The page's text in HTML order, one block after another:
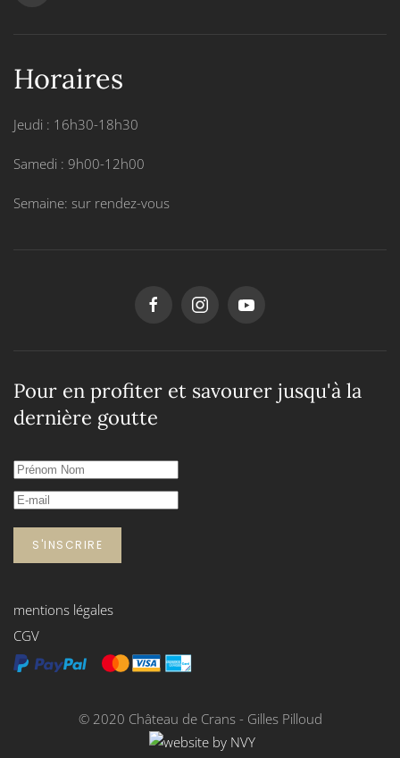
Horaires
Jeudi : 16h30-18h30
Samedi : 9h00-12h00
Semaine: sur rendez-vous
Pour en profiter et savourer jusqu'à la
dernière goutte
S'INSCRIRE
mentions légales
CGV
© 2020 Château de Crans - Gilles Pilloud